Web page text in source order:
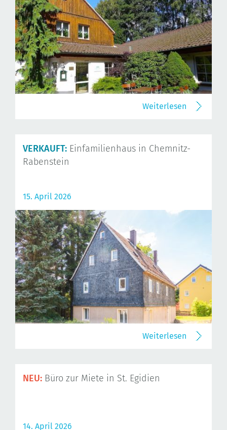
Weiterlesen
VERKAUFT: Einfamilienhaus in Chemnitz-
Rabenstein
15. April 2026
Weiterlesen
NEU: Büro zur Miete in St. Egidien
14. April 2026